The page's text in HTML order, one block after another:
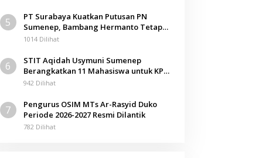
5
PT Surabaya Kuatkan Putusan PN
Sumenep, Bambang Hermanto Tetap
Dinyatakan Pemilik Sah Tanah di
1014 Dilihat
6
STIT Aqidah Usymuni Sumenep
Berangkatkan 11 Mahasiswa untuk KPM
Internasional di Malaysia
942 Dilihat
7
Pengurus OSIM MTs Ar-Rasyid Duko
Periode 2026-2027 Resmi Dilantik
782 Dilihat